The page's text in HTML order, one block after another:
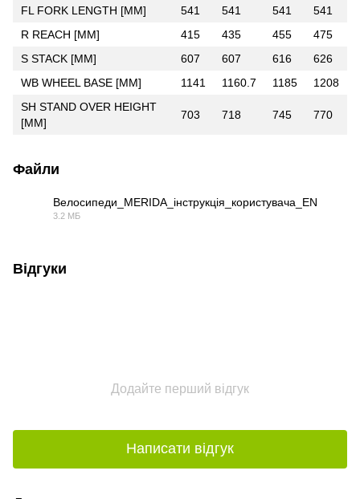
FL FORK LENGTH [MM]
541 541 541
541
R REACH [MM]
415 435 455
475
S STACK [MM]
607 607 616
626
WB WHEEL BASE [MM]
1141 1160.7 1185
1208
SH STAND OVER HEIGHT
[MM]
703 718 745 770
Файли
Велосипеди_MERIDA_інструкція_користувача_EN
3.2 МБ
Відгуки
Додайте перший відгук
Написати відгук